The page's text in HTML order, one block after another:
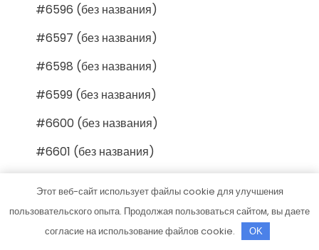
#6596 (без названия)
#6597 (без названия)
#6598 (без названия)
#6599 (без названия)
#6600 (без названия)
#6601 (без названия)
#6603 (без названия)
#6604 (без названия)
Этот веб-сайт использует файлы cookie для улучшения
пользовательского опыта. Продолжая пользоваться сайтом, вы даете
согласие на использование файлов cookie.
OK